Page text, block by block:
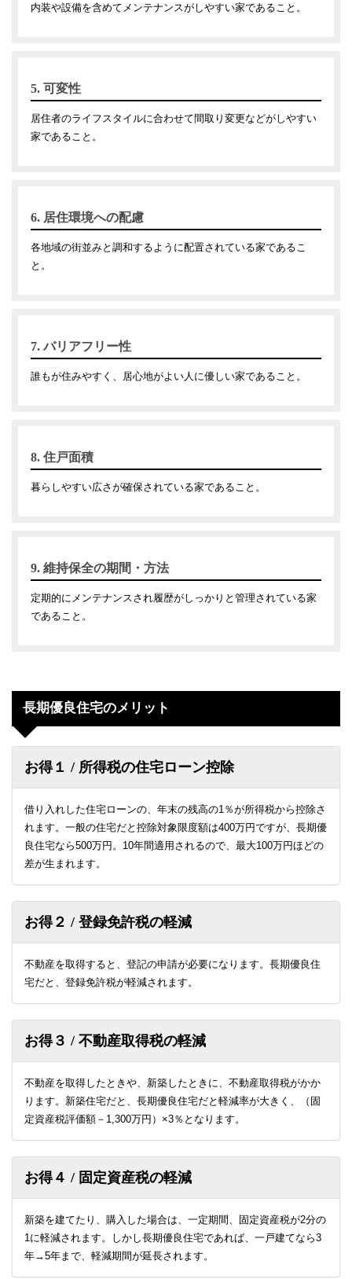
内装や設備を含めてメンテナンスがしやすい家であること。
5. 可変性
居住者のライフスタイルに合わせて間取り変更などがしやすい
家であること。
6. 居住環境への配慮
各地域の街並みと調和するように配置されている家であるこ
と。
7. バリアフリー性
誰もが住みやすく、居心地がよい人に優しい家であること。
8. 住戸面積
暮らしやすい広さが確保されている家であること。
9. 維持保全の期間・方法
定期的にメンテナンスされ履歴がしっかりと管理されている家
であること。
長期優良住宅のメリット
お得１ / 所得税の住宅ローン控除
借り入れした住宅ローンの、年末の残高の1％が所得税から控除さ
れます。一般の住宅だと控除対象限度額は400万円ですが、長期優
良住宅なら500万円。10年間適用されるので、最大100万円ほどの
差が生まれます。
お得２ / 登録免許税の軽減
不動産を取得すると、登記の申請が必要になります。長期優良住
宅だと、登録免許税が軽減されます。
お得３ / 不動産取得税の軽減
不動産を取得したときや、新築したときに、不動産取得税がかか
ります。新築住宅だと、長期優良住宅だと軽減率が大きく、（固
定資産税評価額－1,300万円）×3％となります。
お得４ / 固定資産税の軽減
新築を建てたり、購入した場合は、一定期間、固定資産税が2分の
1に軽減されます。しかし長期優良住宅であれば、一戸建てなら3
年→5年まで、軽減期間が延長されます。